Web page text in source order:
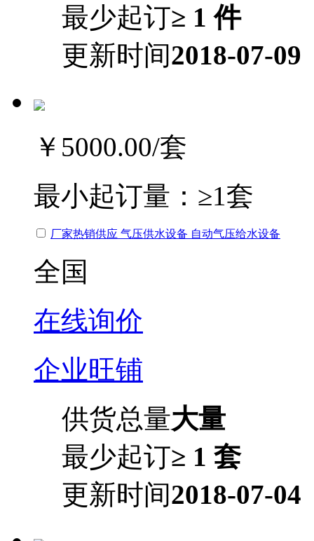
最少起订≥ 1 件
更新时间2018-07-09
￥5000.00/套
最小起订量： ≥1套
厂家热销供应 气压供水设备 自动气压给水设备
全国
在线询价
企业旺铺
供货总量大量
最少起订≥ 1 套
更新时间2018-07-04